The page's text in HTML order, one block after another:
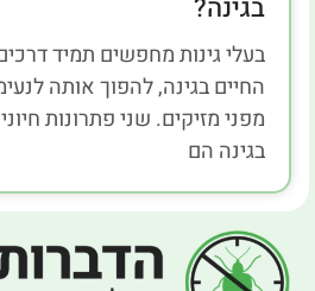
בגינה?
בעלי גינות מחפשים תמיד
החיים בגינה, להפוך אותה
מפני מזיקים. שני פתרונות
בגינה הם